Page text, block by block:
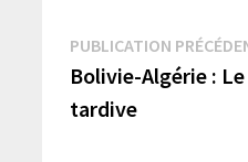
Navigation
de
PUBLICATION
Bolivie-Algérie :
tardive